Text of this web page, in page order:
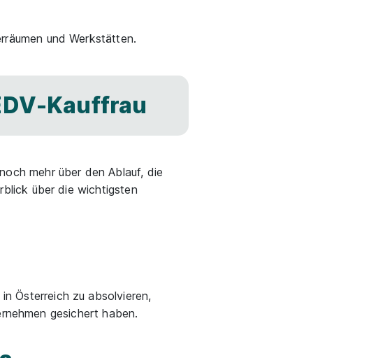
und Werkstätten.
Kauffrau
mehr über den Ablauf, die
über die wichtigsten
Österreich zu absolvieren,
gesichert haben.